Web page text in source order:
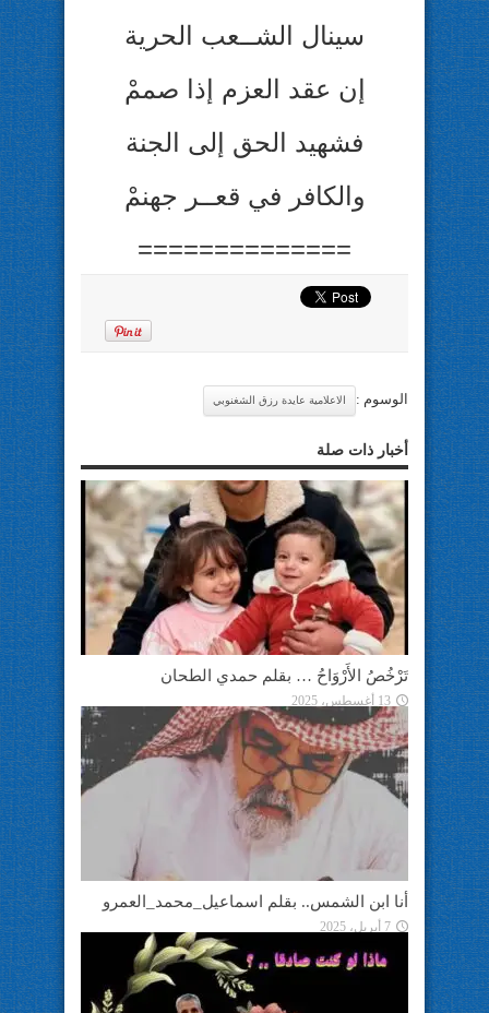
سينال الشــعب الحرية
إن عقد العزم إذا صممْ
فشهيد الحق إلى الجنة
والكافر في قعــر جهنمْ
==============
الوسوم : الاعلامية عايدة رزق الشغنوبي
أخبار ذات صلة
تَرْخُصُ الأَرْوَاحُ … بقلم حمدي الطحان
13 أغسطس، 2025
أنا ابن الشمس.. بقلم اسماعيل_محمد_العمرو
7 أبريل، 2025